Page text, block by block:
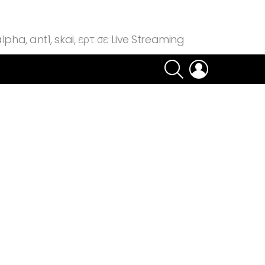
ant1, skai, ερτ σε Live Streaming
SEARCH